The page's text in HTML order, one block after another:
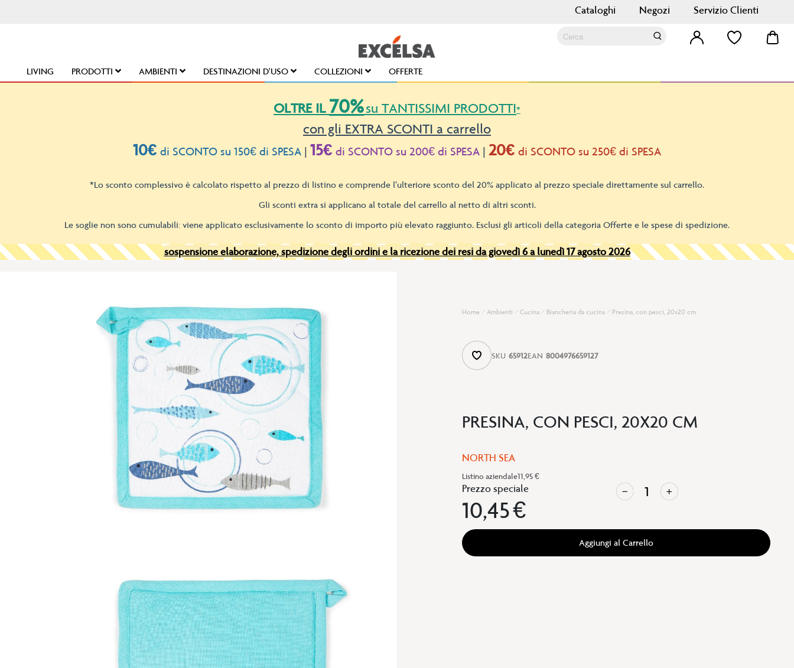
Cataloghi Negozi Servizio Clienti
LIVING PRODOTTI AMBIENTI DESTINAZIONI D'USO COLLEZIONI OFFERTE
OLTRE IL 70%su TANTISSIMI PRODOTTI*
con gli EXTRA SCONTI a carrello
10€ di SCONTO su 150€ di SPESA | 15€ di SCONTO su 200€ di SPESA | 20€ di SCONTO su 250€ di SPESA
*Lo sconto complessivo è calcolato rispetto al prezzo di listino e comprende l’ulteriore sconto del 20% applicato al prezzo speciale direttamente sul carrello.
Gli sconti extra si applicano al totale del carrello al netto di altri sconti.
Le soglie non sono cumulabili: viene applicato esclusivamente lo sconto di importo più elevato raggiunto. Esclusi gli articoli della categoria Offerte e le spese di spedizione.
sospensione elaborazione, spedizione degli ordini e la ricezione dei resi da giovedì 6 a lunedì 17 agosto 2026
PRESINA, CON PESCI, 20X20 CM
Home Ambienti Cucina Biancheria da cucina Presina, con pesci, 20x20 cm
Listino aziendale11,95 €
Prezzo speciale
10,45 €
SKU 65912EAN 8004976659127
Aggiungi al Carrello
NORTH SEA